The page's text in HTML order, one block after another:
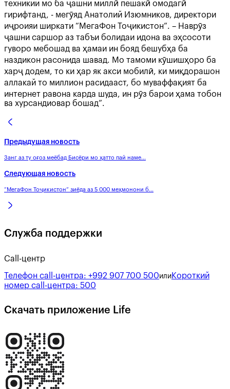
техникии мо ба ҷашни миллӣ пешакӣ омодагӣ
гирифтанд, - мегӯяд Анатолий Изюмников, директори
иҷроияи ширкати “МегаФон Тоҷикистон”. – Наврӯз
ҷашни саршор аз табъи болидаи идона ва эҳсосоти
гуворо мебошад ва ҳамаи ин бояд бешубҳа ба
наздикон расонида шавад. Мо тамоми кӯшишҳоро ба
харҷ додем, то ки ҳар як акси мобилӣ, ки миқдорашон
аллакай то миллион расидааст, бо муваффақият ба
интернет равона карда шуда, ин рӯз барои ҳама тобон
ва хурсандиовар бошад”.
Предыдущая новость
Занг аз ту оғоз меёбад Бисёри мо ҳатто пай наме...
Следующая новость
“МегаФон Тоҷикистон” зиёда аз 5 000 меҳмонони б...
Служба поддержки
Call-центр
Телефон call-центра: +992 907 700 500или Короткий
номер call-центра: 500
Скачать приложение Life